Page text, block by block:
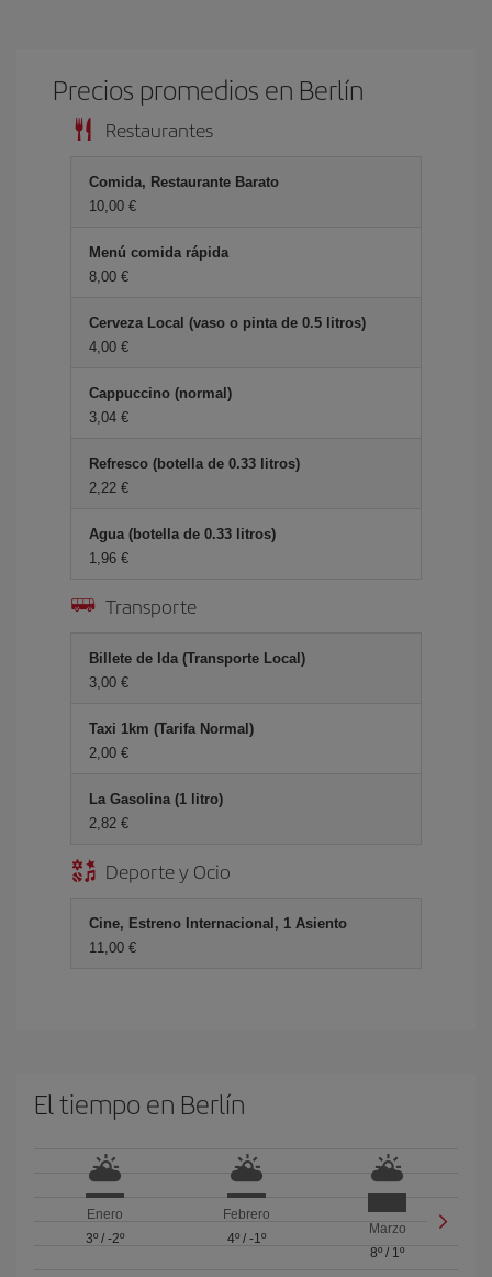
Precios promedios en Berlín
Restaurantes
Comida, Restaurante Barato
10,00 €
Menú comida rápida
8,00 €
Cerveza Local (vaso o pinta de 0.5 litros)
4,00 €
Cappuccino (normal)
3,04 €
Refresco (botella de 0.33 litros)
2,22 €
Agua (botella de 0.33 litros)
1,96 €
Transporte
Billete de Ida (Transporte Local)
3,00 €
Taxi 1km (Tarifa Normal)
2,00 €
La Gasolina (1 litro)
2,82 €
Deporte y Ocio
Cine, Estreno Internacional, 1 Asiento
11,00 €
El tiempo en Berlín
Enero
3º/ -2º
Febrero
4º/ -1º
Marzo
8º / 1º